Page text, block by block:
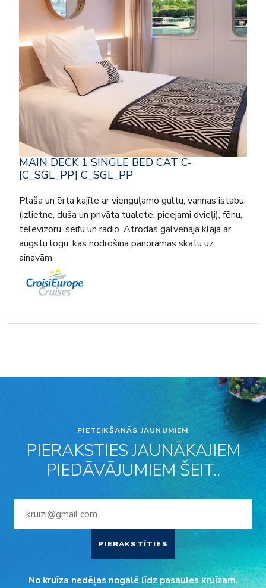
MAIN DECK 1 SINGLE BED CAT C-
[C_SGL_PP] C_SGL_PP
Plaša un ērta kajīte ar vienguļamo gultu, vannas istabu
(izlietne, duša un privāta tualete, pieejami dvieļi), fēnu,
televizoru, seifu un radio. Atrodas galvenajā klājā ar
augstu logu, kas nodrošina panorāmas skatu uz
ainavām.
PIETEIKŠANĀS JAUNUMIEM
PIERAKSTIES JAUNĀKAJIEM
PIEDĀVĀJUMIEM ŠEIT..
PIERAKSTĪTIES
No kruīza nedēļas nogalē līdz pasaules kruīzam.